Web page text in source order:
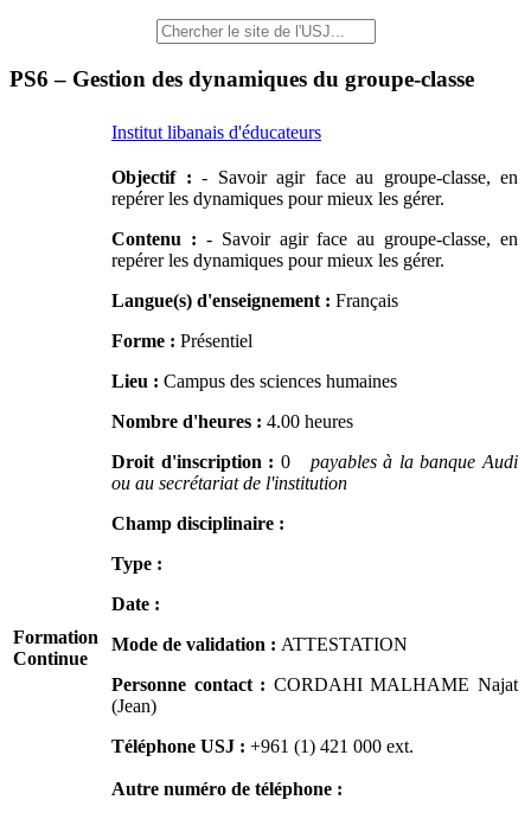
PS6 – Gestion des dynamiques du groupe-classe
Institut libanais d'éducateurs
Formation
Continue
Objectif : - Savoir agir face au groupe-classe, en
repérer les dynamiques pour mieux les gérer.
Contenu : - Savoir agir face au groupe-classe, en
repérer les dynamiques pour mieux les gérer.
Langue(s) d'enseignement : Français
Forme : Présentiel
Lieu : Campus des sciences humaines
Nombre d'heures : 4.00 heures
Droit d'inscription : 0 payables à la banque Audi
ou au secrétariat de l'institution
Champ disciplinaire :
Type :
Date :
Mode de validation : ATTESTATION
Personne contact : CORDAHI MALHAME Najat
(Jean)
Téléphone USJ : +961 (1) 421 000 ext.
Autre numéro de téléphone :